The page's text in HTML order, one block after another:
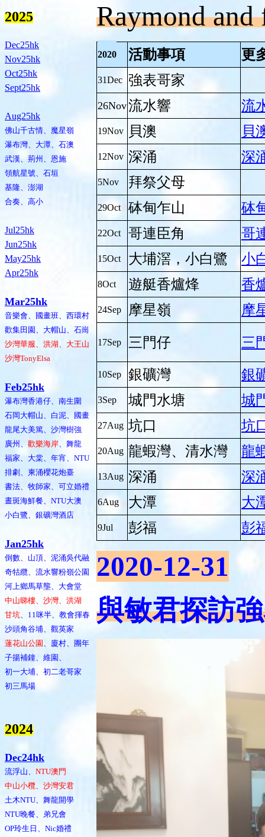
2025
Dec25hk
Nov25hk
Oct25hk
Sept25hk
Aug25hk
佛山千古情、魔星嶺
瀑布灣、大潭、石澳
武漢、荊州、恩施
領航星號、石垣
基隆、澎湖
合奏、高小
Jul25hk
Jun25hk
May25hk
Apr25hk
Mar25hk
音樂會、國畫班、西環村
歡集田園、大帽山、石崗
沙灣華服、洪湖、大王山
沙灣TonyElsa
Feb25hk
瀑布灣香港仔、南生圍
石岡大帽山、白泥、國畫
龍尾大美篤、沙灣樹強
廣州、 歡樂海岸、舞龍
福家、大棠、年宵、NTU
排劇、柬涌櫻花炮臺
書法、牧師家、可立婚禮
晝斑海鮮餐、NTU大澳
小白鷺、銀礦灣酒店
Jan25hk
倒數、山頂、泥涌吳代融
奇牯纜、流水響粉嶺公園
河上鄉馬草壟、大會堂
中山睇樓、沙灣、洪湖
甘坑、11咪半、教會揮春
沙頭角谷埔、觀英家
蓮花山公園 、廈村、團年
子揚補鐘、維園、
初一大埔、初二老哥家
初三馬場
2024
Dec24hk
流浮山、 NTU澳門
中山小欖、沙灣安君
土木NTU、舞龍開學
NTU晚餐、弟兄會
OP玲生日、Nic婚禮
Raymond
2020 活動事項 更
31Dec 強表哥家
26Nov流水響 流
19Nov 貝澳 貝
12Nov 深涌 深
5Nov 拜祭父母
29Oct 砵甸乍山 砵
22Oct 哥連臣角 哥
15Oct 大埔滘，小白鷺 小
8Oct 遊艇香爐烽 香
24Sep 摩星嶺 摩
17Sep 三門仔 三
10Sep 銀礦灣 銀
3Sep 城門水塘 城
27Aug 坑口 坑
20Aug 龍蝦灣、清水灣 龍
13Aug 深涌 深
6Aug 大潭 大
9Jul 彭福 彭
2020-12-31
與敏君探訪